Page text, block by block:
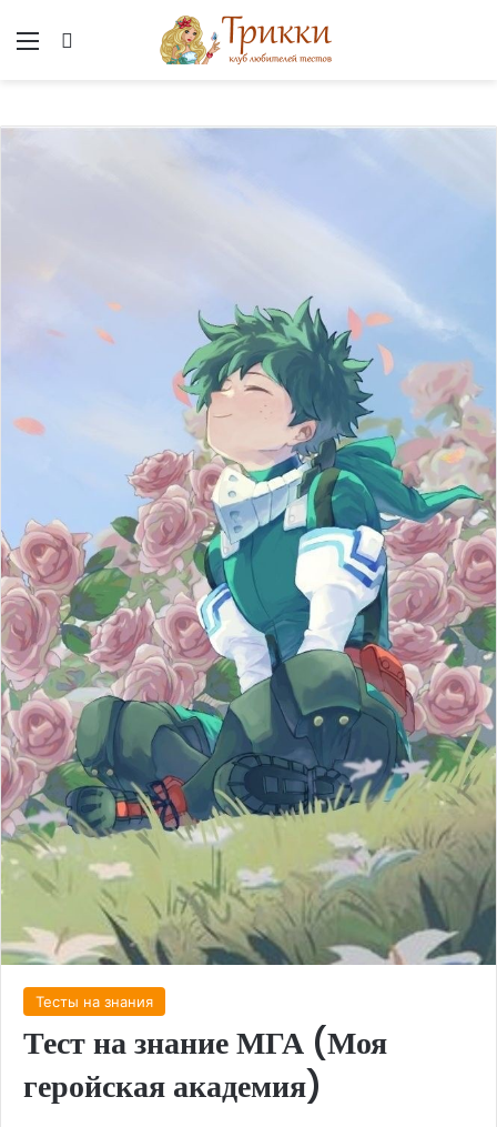
Меню
Тесты на знания
Тест на знание МГА (Моя
геройская академия)